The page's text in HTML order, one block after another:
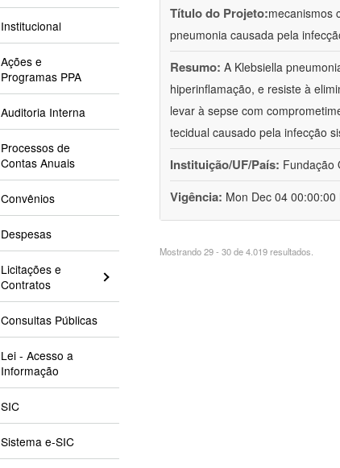
Institucional
Ações e
Programas PPA
Auditoria Interna
Processos de
Contas Anuais
Convênios
Despesas
Licitações e
Contratos
Consultas Públicas
Lei - Acesso a
Informação
SIC
Sistema e-SIC
Título do Projeto:mecanismos
pneumonia causada pela
Resumo: A Klebsiella
hiperinflamação, e resiste à
levar à sepse com
tecidual causado pela infecção
Instituição/UF/País: Fundação
Vigência: Mon Dec 04
Mostrando 29 - 30 de 4.019 resultados.